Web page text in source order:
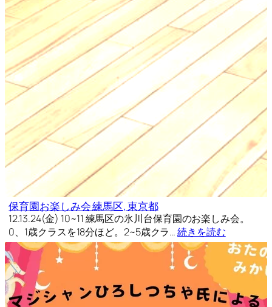
保育園お楽しみ会 練馬区, 東京都
12.13.24(金) 10~11 練馬区の氷川台保育園のお楽しみ会。
0、1歳クラスを18分ほど。2~5歳クラ…続きを読む